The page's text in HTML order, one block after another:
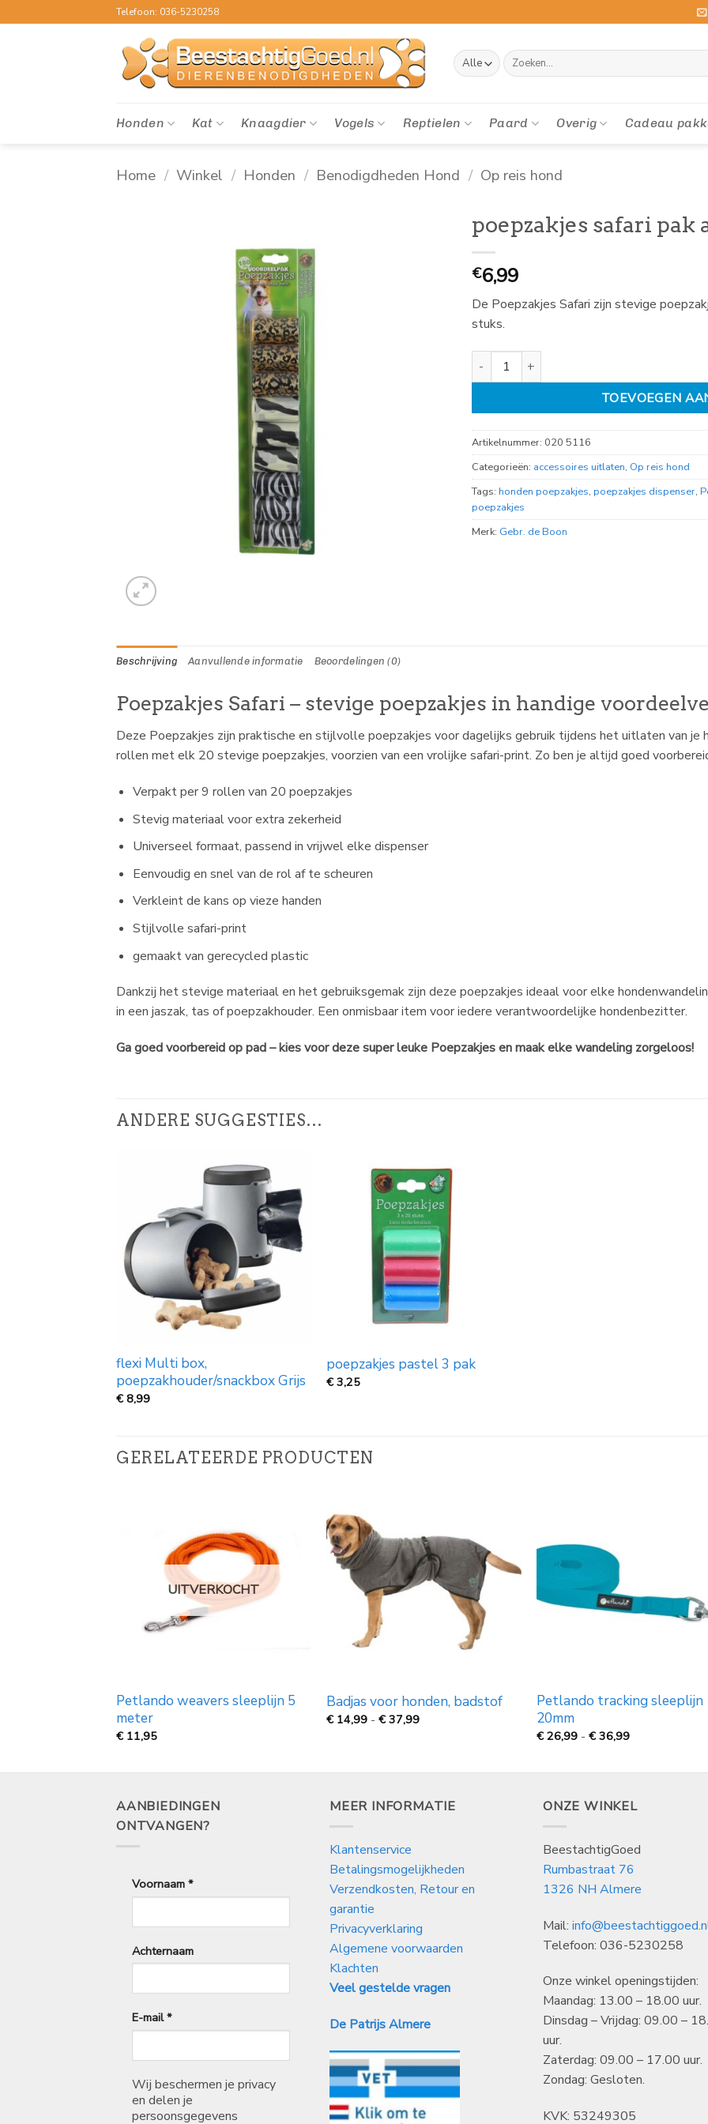
naar
Telefoon: 036-5230258
Zoeken
naar:
Honden Kat Knaagdier Vogels Reptielen Paard Overig Cadeau
Home / Winkel / Honden / Benodigdheden Hond / Op reis hond
poepzakjes safari pak
€6,99
De Poepzakjes Safari zijn stevige
stuks.
poepzakjes safari pak a 9 rollen aantal
TOEVOEGEN
Artikelnummer: 020 5116
Categorieën: accessoires uitlaten, Op reis hond
Tags: honden poepzakjes, poepzakjes dispenser,
poepzakjes
Merk: Gebr. de Boon
Beschrijving Aanvullende informatie Beoordelingen (0)
Poepzakjes Safari – stevige poepzakjes in handige
Deze Poepzakjes zijn praktische en stijlvolle poepzakjes voor dagelijks gebruik tijdens het uitlaten van je
rollen met elk 20 stevige poepzakjes, voorzien van een vrolijke safari-print. Zo ben je altijd goed
Verpakt per 9 rollen van 20 poepzakjes
Stevig materiaal voor extra zekerheid
Universeel formaat, passend in vrijwel elke dispenser
Eenvoudig en snel van de rol af te scheuren
Verkleint de kans op vieze handen
Stijlvolle safari-print
gemaakt van gerecycled plastic
Dankzij het stevige materiaal en het gebruiksgemak zijn deze poepzakjes ideaal voor elke
in een jaszak, tas of poepzakhouder. Een onmisbaar item voor iedere verantwoordelijke hondenbezitter.
Ga goed voorbereid op pad – kies voor deze super leuke Poepzakjes en maak elke wandeling zorgeloos!
ANDERE SUGGESTIES…
flexi Multi box,
poepzakhouder/snackbox Grijs
€ 8,99
poepzakjes pastel 3 pak
€3,25
GERELATEERDE PRODUCTEN
UITVERKOCHT
Petlando weavers sleeplijn 5
meter
€ 11,95
Badjas voor honden, badstof
€ 14,99 - €37,99Prijsklasse:
37,99
Petlando tracking sleeplijn
20mm
€26,99 - €36,99Prijsklasse:
AANBIEDINGEN
ONTVANGEN?
Voornaam *
Achternaam
E-mail*
Wij beschermen je privacy
en delen je
persoonsgegevens
MEER INFORMATIE
Klantenservice
Betalingsmogelijkheden
Verzendkosten, Retour en
garantie
Privacyverklaring
Algemene voorwaarden
Klachten
Veel gestelde vragen
De Patrijs Almere
ONZE WINKEL
BeestachtigGoed
Rumbastraat 76
1326 NH Almere
Mail:
Telefoon: 036-5230258
Onze winkel openingstijden:
Maandag: 13.00 – 18.00 uur.
Dinsdag – Vrijdag: 09.00 –
uur.
Zaterdag: 09.00 – 17.00 uur.
Zondag: Gesloten.
KVK: 53249305